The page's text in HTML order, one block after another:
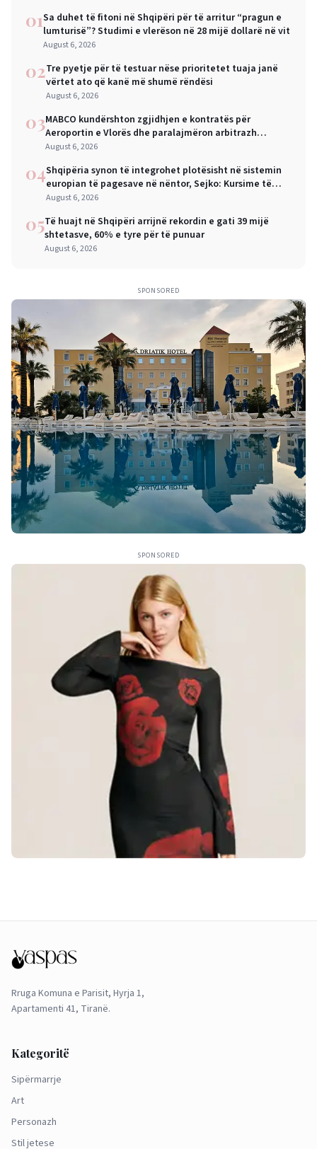
01Sa duhet të fitoni në Shqipëri për të arritur “pragun e
lumturisë”? Studimi e vlerëson në 28 mijë dollarë në vit
August 6, 2026
02Tre pyetje për të testuar nëse prioritetet tuaja janë
vërtet ato që kanë më shumë rëndësi
August 6, 2026
03MABCO kundërshton zgjidhjen e kontratës për
Aeroportin e Vlorës dhe paralajmëron arbitrazh
ndërkombëtar
August 6, 2026
04Shqipëria synon të integrohet plotësisht në sistemin
europian të pagesave në nëntor, Sejko: Kursime të
mëdha për qytetarët dhe bizneset
August 6, 2026
05Të huajt në Shqipëri arrijnë rekordin e gati 39 mijë
shtetasve, 60% e tyre për të punuar
August 6, 2026
SPONSORED
SPONSORED
Rruga Komuna e Parisit, Hyrja 1,
Apartamenti 41, Tiranë.
Kategoritë
Sipërmarrje
Art
Personazh
Stil jetese